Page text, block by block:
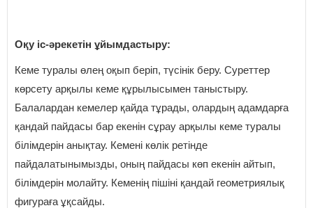
Оқу іс-әрекетін ұйымдастыру:
Кеме туралы өлең оқып беріп, түсінік беру. Суреттер
көрсету арқылы кеме құрылысымен таныстыру.
Балалардан кемелер қайда тұрады, олардың адамдарға
қандай пайдасы бар екенін сұрау арқылы кеме туралы
білімдерін анықтау. Кемені көлік ретінде
пайдалатынымызды, оның пайдасы көп екенін айтып,
білімдерін молайту. Кеменің пішіні қандай геометриялық
фигураға ұқсайды.